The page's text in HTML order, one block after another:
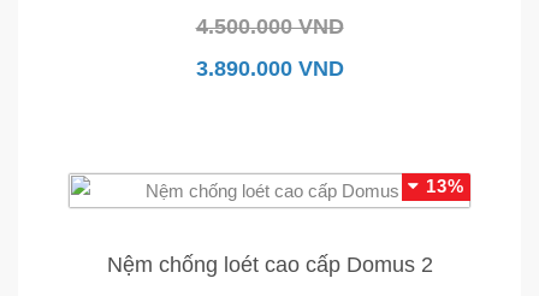
4.500.000 VND
3.890.000 VND
13%
Nệm chống loét cao cấp Domus 2